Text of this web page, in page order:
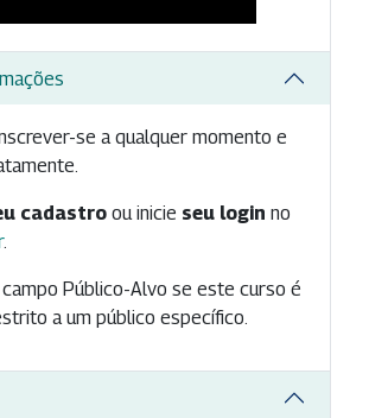
se a qualquer momento e
cadastro ou inicie seu login no
.
Público-Alvo se este curso é
a um público específico.